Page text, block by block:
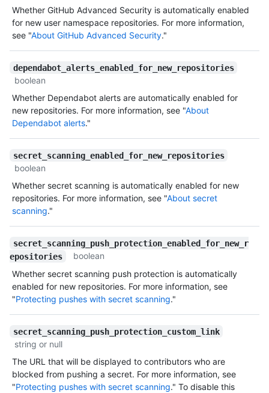
Whether GitHub Advanced Security is automatically enabled
for new user namespace repositories. For more information,
see "About GitHub Advanced Security."
dependabot_alerts_enabled_for_new_repositories
boolean
Whether Dependabot alerts are automatically enabled for
new repositories. For more information, see "About
Dependabot alerts."
secret_scanning_enabled_for_new_repositories
boolean
Whether secret scanning is automatically enabled for new
repositories. For more information, see "About secret
scanning."
secret_scanning_push_protection_enabled_for_new_r
epositories
boolean
Whether secret scanning push protection is automatically
enabled for new repositories. For more information, see
"Protecting pushes with secret scanning."
secret_scanning_push_protection_custom_link
string or null
The URL that will be displayed to contributors who are
blocked from pushing a secret. For more information, see
"Protecting pushes with secret scanning." To disable this